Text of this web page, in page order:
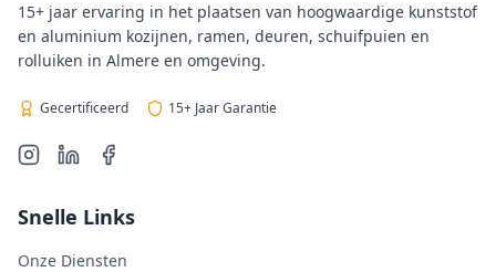
15+ jaar ervaring in het plaatsen van hoogwaardige kunststof
en aluminium kozijnen, ramen, deuren, schuifpuien en
rolluiken in Almere en omgeving.
Gecertificeerd 15+ Jaar Garantie
Snelle Links
Onze Diensten